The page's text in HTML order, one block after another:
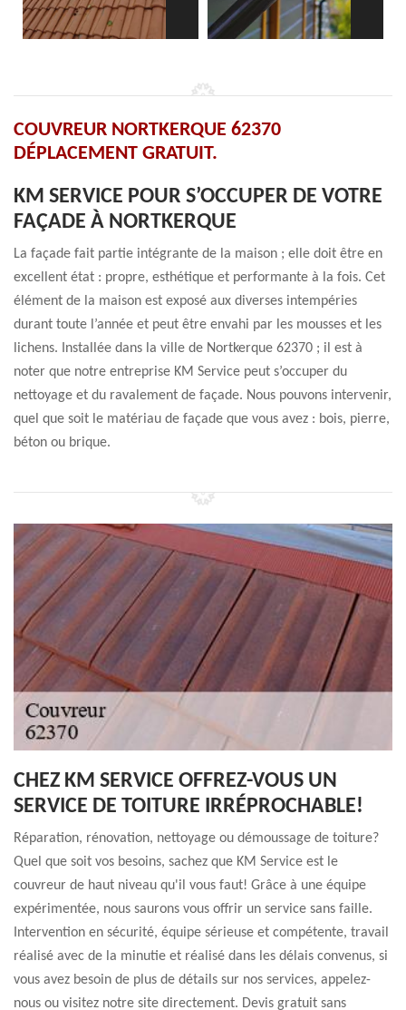
COUVREUR NORTKERQUE 62370
DÉPLACEMENT GRATUIT.
KM SERVICE POUR S’OCCUPER DE VOTRE
FAÇADE À NORTKERQUE
La façade fait partie intégrante de la maison ; elle doit être en
excellent état : propre, esthétique et performante à la fois. Cet
élément de la maison est exposé aux diverses intempéries
durant toute l’année et peut être envahi par les mousses et les
lichens. Installée dans la ville de Nortkerque 62370 ; il est à
noter que notre entreprise KM Service peut s’occuper du
nettoyage et du ravalement de façade. Nous pouvons intervenir,
quel que soit le matériau de façade que vous avez : bois, pierre,
béton ou brique.
CHEZ KM SERVICE OFFREZ-VOUS UN
SERVICE DE TOITURE IRRÉPROCHABLE!
Réparation, rénovation, nettoyage ou démoussage de toiture?
Quel que soit vos besoins, sachez que KM Service est le
couvreur de haut niveau qu'il vous faut! Grâce à une équipe
expérimentée, nous saurons vous offrir un service sans faille.
Intervention en sécurité, équipe sérieuse et compétente, travail
réalisé avec de la minutie et réalisé dans les délais convenus, si
vous avez besoin de plus de détails sur nos services, appelez-
nous ou visitez notre site directement. Devis gratuit sans